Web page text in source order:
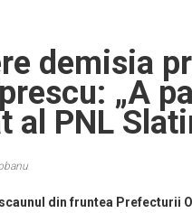
demisia
„A
al PNL
din fruntea Prefecturii